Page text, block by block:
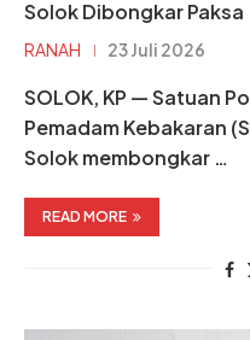
Solok Dibongkar Paksa
RANAH 23 Juli 2026
SOLOK, KP — Satuan
Pemadam Kebakaran
Solok membongkar …
READ MORE